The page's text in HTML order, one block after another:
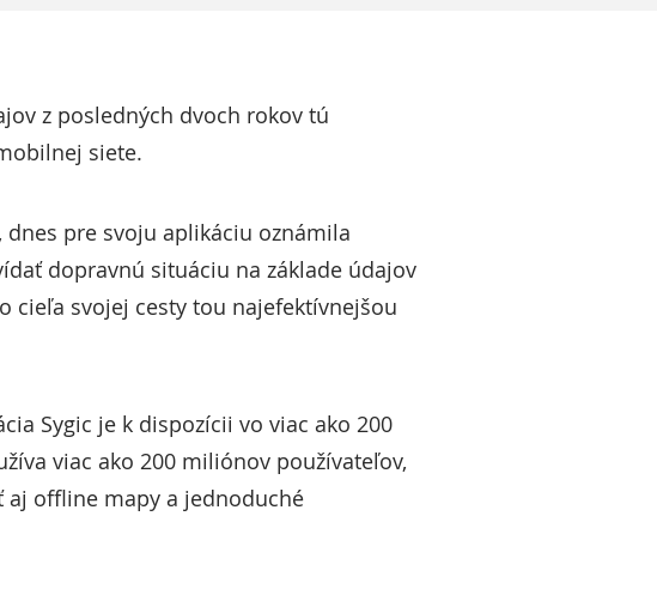
z posledných dvoch rokov tú
siete.
dnes pre svoju aplikáciu oznámila
dopravnú situáciu na základe údajov
cieľa svojej cesty tou najefektívnejšou
Sygic je k dispozícii vo viac ako 200
viac ako 200 miliónov používateľov,
offline mapy a jednoduché